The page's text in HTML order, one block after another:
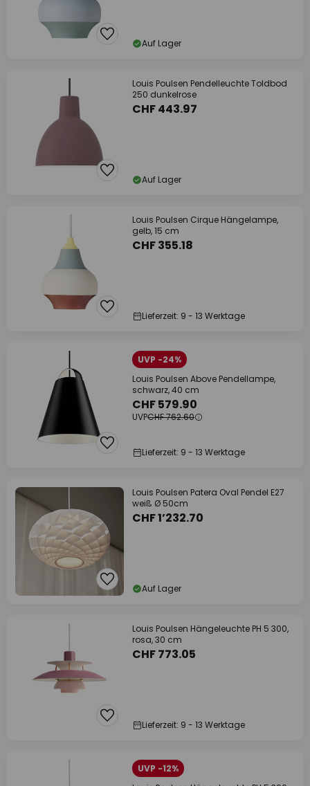
Auf Lager
Louis Poulsen Pendelleuchte Toldbod
250 dunkelrose
CHF 443.97
Auf Lager
Louis Poulsen Cirque Hängelampe,
gelb, 15 cm
CHF 355.18
Lieferzeit: 9 - 13 Werktage
UVP -24%
Louis Poulsen Above Pendellampe,
schwarz, 40 cm
CHF 579.90
UVPCHF 762.60
Lieferzeit: 9 - 13 Werktage
Louis Poulsen Patera Oval Pendel E27
weiß Ø 50cm
CHF 1’232.70
Auf Lager
Louis Poulsen Hängeleuchte PH 5 300,
rosa, 30 cm
CHF 773.05
Lieferzeit: 9 - 13 Werktage
UVP -12%